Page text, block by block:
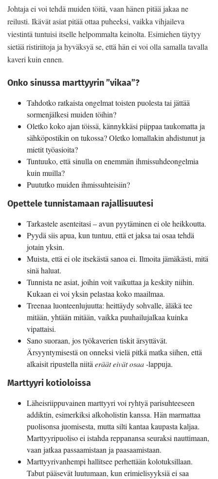
Johtaja ei voi tehdä muiden töitä, vaan hänen pitää jakaa ne
reilusti. Ikävät asiat pitää ottaa puheeksi, vaikka vihjaileva
viestintä tuntuisi itselle helpommalta keinolta. Esimiehen täytyy
sietää ristiriitoja ja hyväksyä se, että hän ei voi olla samalla tavalla
kaveri kuin ennen.
Onko sinussa marttyyrin ”vikaa”?
Tahdotko ratkaista ongelmat toisten puolesta tai jättää
sormenjälkesi muiden töihin?
Oletko koko ajan töissä, kännykkäsi piippaa taukomatta ja
sähköpostikin on tukossa? Oletko lomallakin ahdistunut ja
mietit työasioita?
Tuntuuko, että sinulla on enemmän ihmissuhdeongelmia
kuin muilla?
Puututko muiden ihmissuhteisiin?
Opettele tunnistamaan rajallisuutesi
Tarkastele asenteitasi – avun pyytäminen ei ole heikkoutta.
Pyydä siis apua, kun tuntuu, että et jaksa tai osaa tehdä
jotain yksin.
Muista, että ei ole itsekästä sanoa ei. Ilmoita jämäkästi, mitä
sinä haluat.
Tunnista ne asiat, joihin voit vaikuttaa ja keskity niihin.
Kukaan ei voi yksin pelastaa koko maailmaa.
Treenaa luonteenlujuutta: heittäydy sohvalle, äläkä tee
mitään, yhtään mitään, vaikka puuhailujalkaa kuinka
vipattaisi.
Sano suoraan, jos työkaverien tiskit ärsyttävät.
Ärsyyntymisestä on onneksi vielä pitkä matka siihen, että
alkaisit ripustella niitä eräät eivät osaa-lappuja.
Marttyyri kotioloissa
Läheisriippuvainen marttyyri voi ryhtyä parisuhteeseen
addiktin, esimerkiksi alkoholistin kanssa. Hän marmattaa
puolisonsa juomisesta, mutta silti kantaa kaupasta kaljaa.
Marttyyripuoliso ei istahda reppanansa seuraksi nauttimaan,
vaan jatkaa passaamistaan ja paasaamistaan.
Marttyyrivanhempi hallitsee perhettään kolotuksillaan.
Tabut pääsevät luutumaan, kun erimielisyyksiä ei saa